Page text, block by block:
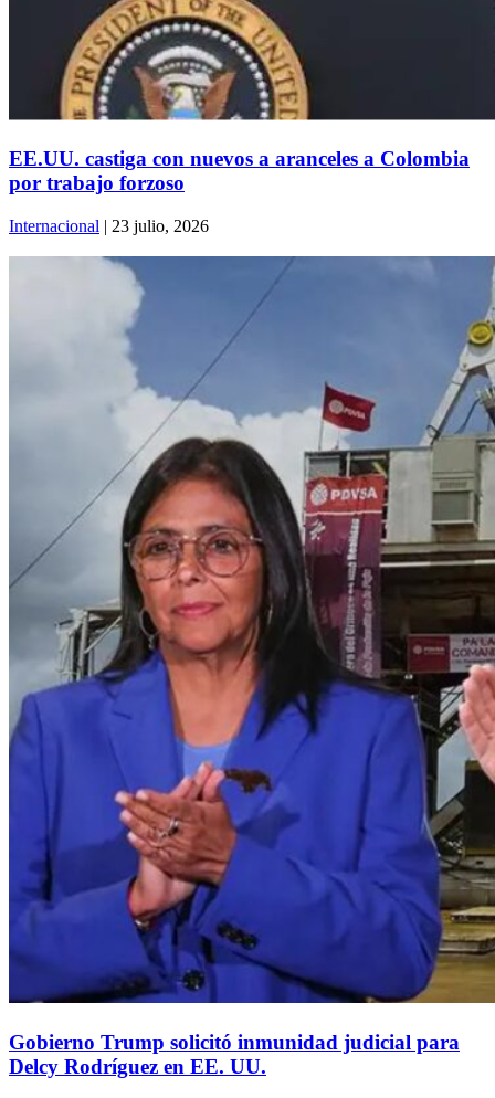
EE.UU. castiga con nuevos a aranceles a Colombia
por trabajo forzoso
Internacional | 23 julio, 2026
Gobierno Trump solicitó inmunidad judicial para
Delcy Rodríguez en EE. UU.